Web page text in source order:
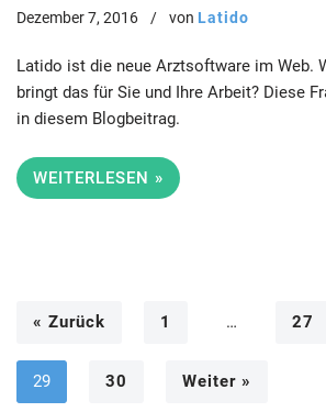
Dezember 7, 2016 von Latido
Latido ist die neue Arztsoftware im Web.
bringt das für Sie und Ihre Arbeit? Diese
in diesem Blogbeitrag.
WEITERLESEN »
« Zurück 1 … 27
29 30 Weiter »